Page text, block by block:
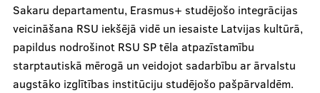
Mobile
galvenā
izvēlne
Veikals
Sakaru departamentu, Erasmus+ studējošo integrācijas
veicināšana RSU iekšējā vidē un iesaiste Latvijas kultūrā,
papildus nodrošinot RSU SP tēla atpazīstamību
starptautiskā mērogā un veidojot sadarbību ar ārvalstu
augstāko izglītības institūciju studējošo pašpārvaldēm.